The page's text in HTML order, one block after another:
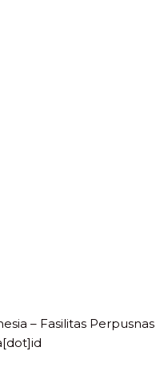
– Fasilitas Perpusnas